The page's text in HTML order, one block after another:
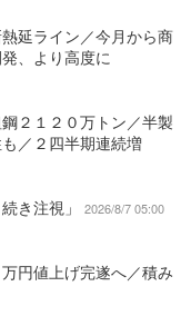
延ライン／今月から商
、より高度に
２１２０万トン／半製
／２四半期連続増
き注視」
2026/8/7 05:00
円値上げ完遂へ／積み